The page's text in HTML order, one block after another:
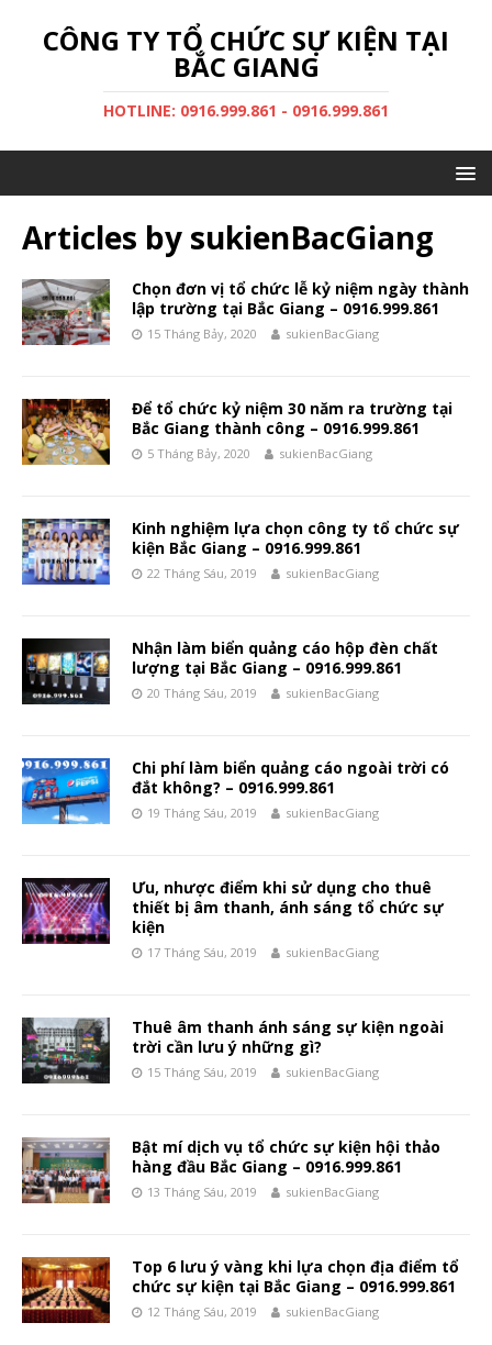
CÔNG TY TỔ CHỨC SỰ KIỆN TẠI
BẮC GIANG
HOTLINE: 0916.999.861 - 0916.999.861
Articles by sukienBacGiang
Chọn đơn vị tổ chức lễ kỷ niệm ngày thành
lập trường tại Bắc Giang – 0916.999.861
15 Tháng Bảy, 2020 sukienBacGiang
Để tổ chức kỷ niệm 30 năm ra trường tại
Bắc Giang thành công – 0916.999.861
5 Tháng Bảy, 2020 sukienBacGiang
Kinh nghiệm lựa chọn công ty tổ chức sự
kiện Bắc Giang – 0916.999.861
22 Tháng Sáu, 2019 sukienBacGiang
Nhận làm biển quảng cáo hộp đèn chất
lượng tại Bắc Giang – 0916.999.861
20 Tháng Sáu, 2019 sukienBacGiang
Chi phí làm biển quảng cáo ngoài trời có
đắt không? – 0916.999.861
19 Tháng Sáu, 2019 sukienBacGiang
Ưu, nhược điểm khi sử dụng cho thuê
thiết bị âm thanh, ánh sáng tổ chức sự
kiện
17 Tháng Sáu, 2019 sukienBacGiang
Thuê âm thanh ánh sáng sự kiện ngoài
trời cần lưu ý những gì?
15 Tháng Sáu, 2019 sukienBacGiang
Bật mí dịch vụ tổ chức sự kiện hội thảo
hàng đầu Bắc Giang – 0916.999.861
13 Tháng Sáu, 2019 sukienBacGiang
Top 6 lưu ý vàng khi lựa chọn địa điểm tổ
chức sự kiện tại Bắc Giang – 0916.999.861
12 Tháng Sáu, 2019 sukienBacGiang